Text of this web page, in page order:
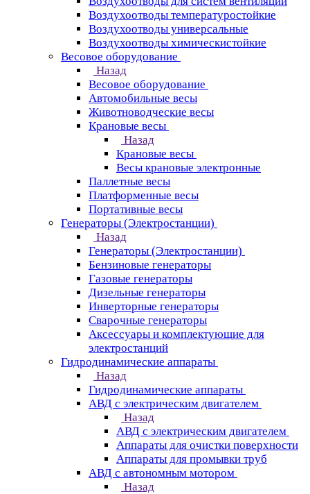
Воздухоотводы температуростойкие
Воздухоотводы универсальные
Воздухоотводы химическистойкие
Весовое оборудование
Назад
Весовое оборудование
Автомобильные весы
Животноводческие весы
Крановые весы
Назад
Крановые весы
Весы крановые электронные
Паллетные весы
Платформенные весы
Портативные весы
Генераторы (Электростанции)
Назад
Генераторы (Электростанции)
Бензиновые генераторы
Газовые генераторы
Дизельные генераторы
Инверторные генераторы
Сварочные генераторы
Аксессуары и комплектующие для
электростанций
Гидродинамические аппараты
Назад
Гидродинамические аппараты
АВД с электрическим двигателем
Назад
АВД с электрическим двигателем
Аппараты для очистки поверхности
Аппараты для промывки труб
АВД с автономным мотором
Назад